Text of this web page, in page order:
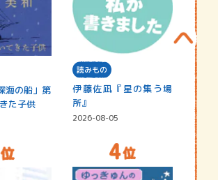
海の船」第
た子供
読みもの
伊藤佐凪『星の集う場
所』
2026-08-05